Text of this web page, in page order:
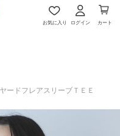
お気に入り ログイン カート
ードフレアスリーブＴＥＥ